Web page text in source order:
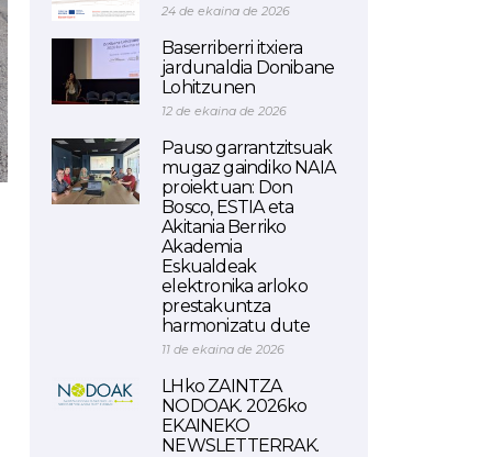
24 de ekaina de 2026
Baserriberri itxiera
jardunaldia Donibane
Lohitzunen
12 de ekaina de 2026
Pauso garrantzitsuak
mugaz gaindiko NAIA
proiektuan: Don
Bosco, ESTIA eta
Akitania Berriko
Akademia
Eskualdeak
elektronika arloko
prestakuntza
harmonizatu dute
11 de ekaina de 2026
LHko ZAINTZA
NODOAK. 2026ko
EKAINEKO
NEWSLETTERRAK.